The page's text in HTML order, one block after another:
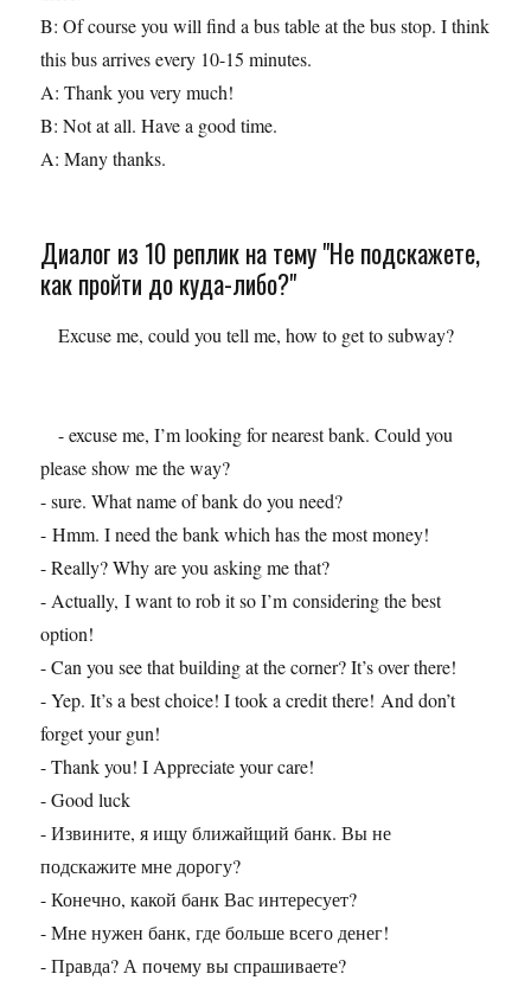
B: Of course you will find a bus table at the bus stop. I think
this bus arrives every 10-15 minutes.
A: Thank you very much!
B: Not at all. Have a good time.
A: Many thanks.
Диалог из 10 реплик на тему "Не подскажете,
как пройти до куда-либо?"
Excuse me, could you tell me, how to get to subway?
- excuse me, I’m looking for nearest bank. Could you
please show me the way?
- sure. What name of bank do you need?
- Hmm. I need the bank which has the most money!
- Really? Why are you asking me that?
- Actually, I want to rob it so I’m considering the best
option!
- Can you see that building at the corner? It’s over there!
- Yep. It’s a best choice! I took a credit there! And don’t
forget your gun!
- Thank you! I Appreciate your care!
- Good luck
- Извините, я ищу ближайщий банк. Вы не
подскажите мне дорогу?
- Конечно, какой банк Вас интересует?
- Мне нужен банк, где больше всего денег!
- Правда? А почему вы спрашиваете?